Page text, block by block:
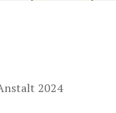
2024